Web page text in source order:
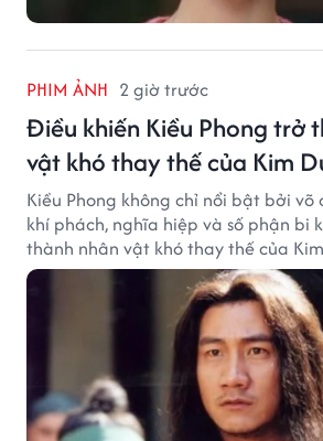
PHIM ẢNH 2 giờ trước
Điều khiến Kiều Phong trở
vật khó thay thế của Kim
Kiều Phong không chỉ nổi bật bởi võ
khí phách, nghĩa hiệp và số phận bi
thành nhân vật khó thay thế của